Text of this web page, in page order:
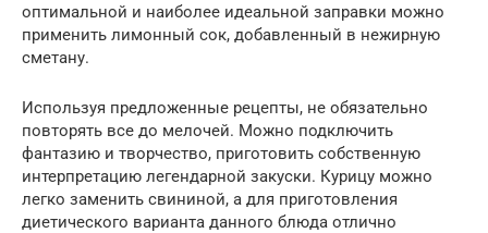
оптимальной и наиболее идеальной заправки можно
применить лимонный сок, добавленный в нежирную
сметану.
Используя предложенные рецепты, не обязательно
повторять все до мелочей. Можно подключить
фантазию и творчество, приготовить собственную
интерпретацию легендарной закуски. Курицу можно
легко заменить свининой, а для приготовления
диетического варианта данного блюда отлично